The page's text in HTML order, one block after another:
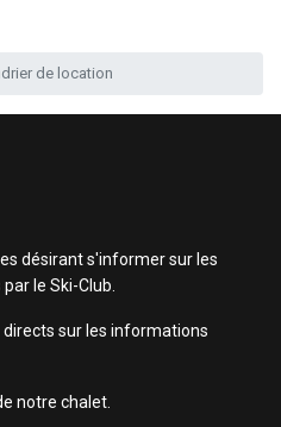
de location
désirant s'informer sur les
le Ski-Club.
directs sur les informations
notre chalet.